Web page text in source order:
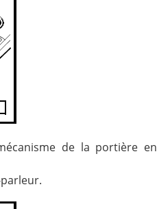
de la portière en